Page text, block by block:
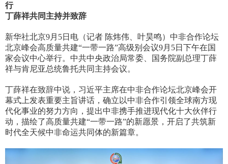
行
丁薛祥共同主持并致辞
新华社北京9月5日电（记者 陈炜伟、叶昊鸣）中非合作论坛
北京峰会高质量共建“一带一路”高级别会议9月5日下午在国
家会议中心举行。中共中央政治局常委、国务院副总理丁薛
祥与肯尼亚总统鲁托共同主持会议。
丁薛祥在致辞中说，习近平主席在中非合作论坛北京峰会开
幕式上发表重要主旨讲话，确立以中非合作引领全球南方现
代化事业的努力方向，提出中非携手推进现代化十大伙伴行
动，描绘了高质量共建“一带一路”的新愿景，开启了共筑新
时代全天候中非命运共同体的新篇章。